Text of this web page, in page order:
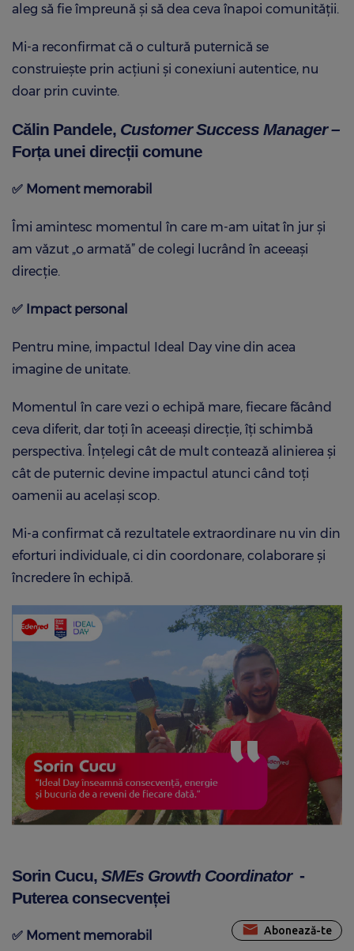
aleg să fie împreună și să dea ceva înapoi comunității.
Mi-a reconfirmat că o cultură puternică se
construiește prin acțiuni și conexiuni autentice, nu
doar prin cuvinte.
Călin Pandele, Customer Success Manager –
Forța unei direcții comune
✅ Moment memorabil
Îmi amintesc momentul în care m-am uitat în jur și
am văzut „o armată” de colegi lucrând în aceeași
direcție.
✅ Impact personal
Pentru mine, impactul Ideal Day vine din acea
imagine de unitate.
Momentul în care vezi o echipă mare, fiecare făcând
ceva diferit, dar toți în aceeași direcție, îți schimbă
perspectiva. Înțelegi cât de mult contează alinierea și
cât de puternic devine impactul atunci când toți
oamenii au același scop.
Mi-a confirmat că rezultatele extraordinare nu vin din
eforturi individuale, ci din coordonare, colaborare și
încredere în echipă.
Sorin Cucu, SMEs Growth Coordinator-
Puterea consecvenței
✅ Moment memorabil Abonează-te